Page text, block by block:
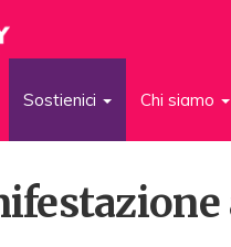
Sostienici Chi siamo